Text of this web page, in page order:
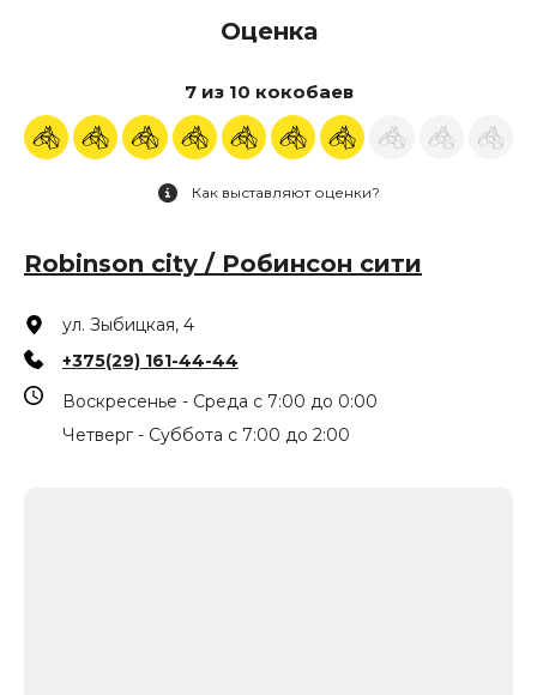
Оценка
7 из 10 кокобаев
Как выставляют оценки?
Robinson city / Робинсон сити
ул. Зыбицкая, 4
+375(29) 161-44-44
Воскресенье - Среда с 7:00 до 0:00
Четверг - Суббота с 7:00 до 2:00